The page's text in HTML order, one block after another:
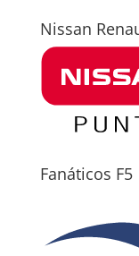
Nissan
Fanáticos F5